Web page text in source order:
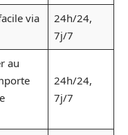
via
24h/24,
7j/7
au
24h/24,
7j/7